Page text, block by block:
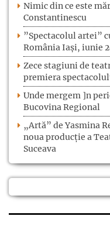
Nimic din ce este
Constantinescu
”Spectacolul artei”
România Iași, iunie
Zece stagiuni de
premiera
Unde mergem ]n
Bucovina Regional
„Artă” de Yasmina
noua producție a
Suceava